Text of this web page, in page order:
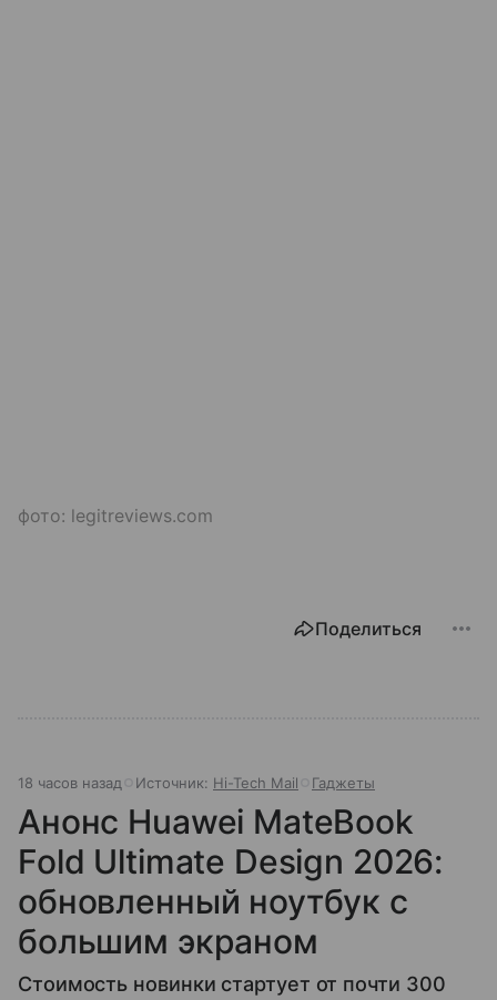
фото: legitreviews.com
Поделиться
18 часов назад Источник: Hi-Tech Mail Гаджеты
Анонс Huawei MateBook
Fold Ultimate Design 2026:
обновленный ноутбук с
большим экраном
Стоимость новинки стартует от почти 300